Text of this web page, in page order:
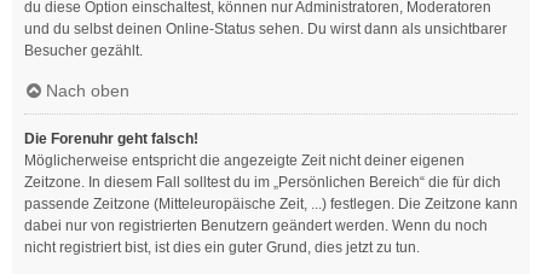
du diese Option einschaltest, können nur Administratoren, Moderatoren
und du selbst deinen Online-Status sehen. Du wirst dann als unsichtbarer
Besucher gezählt.
Nach oben
Die Forenuhr geht falsch!
Möglicherweise entspricht die angezeigte Zeit nicht deiner eigenen
Zeitzone. In diesem Fall solltest du im „Persönlichen Bereich“ die für dich
passende Zeitzone (Mitteleuropäische Zeit, ...) festlegen. Die Zeitzone kann
dabei nur von registrierten Benutzern geändert werden. Wenn du noch
nicht registriert bist, ist dies ein guter Grund, dies jetzt zu tun.